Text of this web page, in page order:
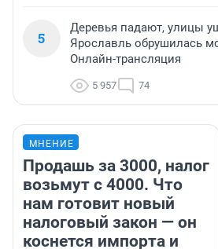
5
Деревья падают, улицы
Ярославль обрушилась
Онлайн-трансляция
5 957 74
МНЕНИЕ
Продашь за 3000, налог
возьмут с 4000. Что
нам готовит новый
налоговый закон — он
коснется импорта и